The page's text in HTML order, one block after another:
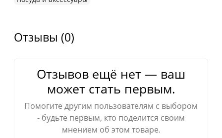
Отзывы (0)
Отзывов ещё нет — ваш
может стать первым.
Помогите другим пользователям с выбором
- будьте первым, кто поделится своим
мнением об этом товаре.